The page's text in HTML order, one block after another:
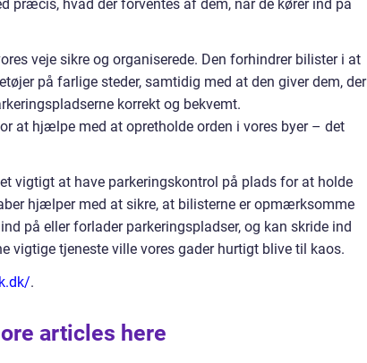
præcis, hvad der forventes af dem, når de kører ind på
veje sikre og organiserede. Den forhindrer bilister i at
på farlige steder, samtidig med at den giver dem, der
korrekt og bekvemt.
at hjælpe med at opretholde orden i vores byer – det
vigtigt at have parkeringskontrol på plads for at holde
hjælper med at sikre, at bilisterne er opmærksomme
på eller forlader parkeringspladser, og kan skride ind
vigtige tjeneste ville vores gader hurtigt blive til kaos.
.
articles here